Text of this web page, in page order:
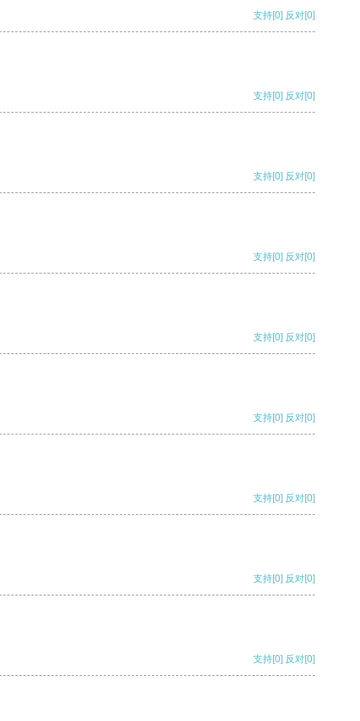
支持[0] 反对[0]
支持[0] 反对[0]
支持[0] 反对[0]
支持[0] 反对[0]
支持[0] 反对[0]
支持[0] 反对[0]
支持[0] 反对[0]
支持[0] 反对[0]
支持[0] 反对[0]